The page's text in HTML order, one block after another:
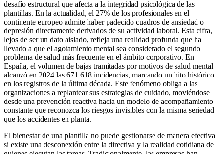
desafío estructural que afecta a la integridad psicológica de las
plantillas. En la actualidad, el 27% de los profesionales en el
continente europeo admite haber padecido cuadros de ansiedad o
depresión directamente derivados de su actividad laboral. Esta cifra,
lejos de ser un dato aislado, refleja una realidad profunda que ha
llevado a que el agotamiento mental sea considerado el segundo
problema de salud más frecuente en el ámbito corporativo. En
España, el volumen de bajas tramitadas por motivos de salud mental
alcanzó en 2024 las 671.618 incidencias, marcando un hito histórico
en los registros de la última década. Este fenómeno obliga a las
organizaciones a replantear sus estrategias de cuidado, moviéndose
desde una prevención reactiva hacia un modelo de acompañamiento
constante que reconozca los riesgos invisibles con la misma seriedad
que los accidentes en planta.
El bienestar de una plantilla no puede gestionarse de manera efectiva
si existe una desconexión entre la directiva y la realidad cotidiana de